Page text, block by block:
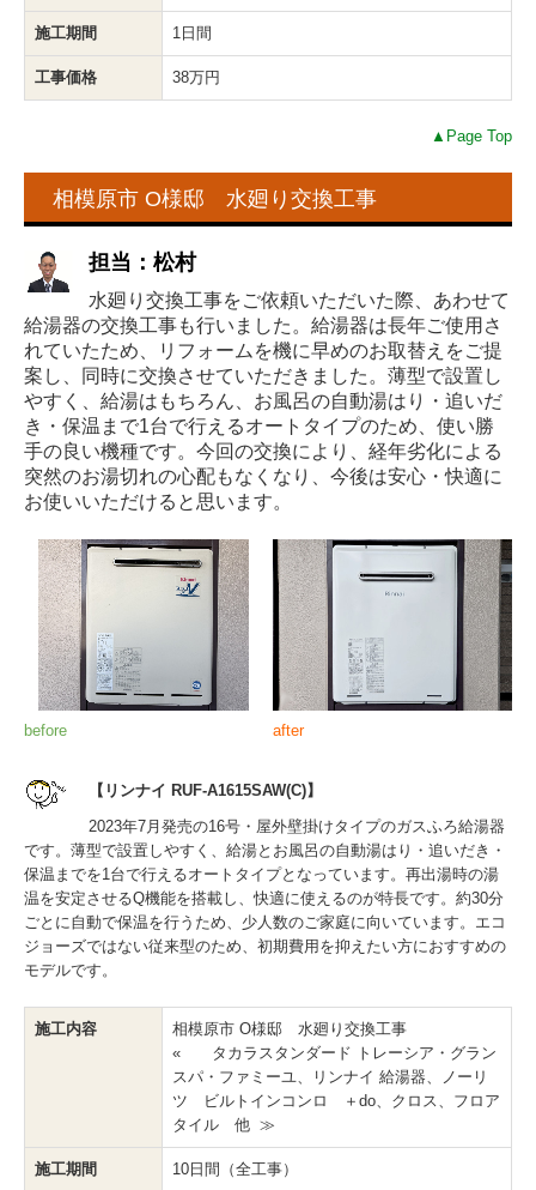
施工期間 1日間
工事価格 38万円
▲Page Top
相模原市 O様邸 水廻り交換工事
担当：松村
水廻り交換工事をご依頼いただいた際、あわせて
給湯器の交換工事も行いました。給湯器は長年ご使用さ
れていたため、リフォームを機に早めのお取替えをご提
案し、同時に交換させていただきました。薄型で設置し
やすく、給湯はもちろん、お風呂の自動湯はり・追いだ
き・保温まで1台で行えるオートタイプのため、使い勝
手の良い機種です。今回の交換により、経年劣化による
突然のお湯切れの心配もなくなり、今後は安心・快適に
お使いいただけると思います。
before after
【リンナイ RUF-A1615SAW(C)】
2023年7月発売の16号・屋外壁掛けタイプのガスふろ給湯器
です。薄型で設置しやすく、給湯とお風呂の自動湯はり・追いだき・
保温までを1台で行えるオートタイプとなっています。再出湯時の湯
温を安定させるQ機能を搭載し、快適に使えるのが特長です。約30分
ごとに自動で保温を行うため、少人数のご家庭に向いています。エコ
ジョーズではない従来型のため、初期費用を抑えたい方におすすめの
モデルです。
施工内容
相模原市 O様邸 水廻り交換工事
« タカラスタンダード トレーシア・グラン
スパ・ファミーユ、リンナイ 給湯器、ノーリ
ツ ビルトインコンロ ＋do、クロス、フロア
タイル 他 ≫
施工期間 10日間（全工事）